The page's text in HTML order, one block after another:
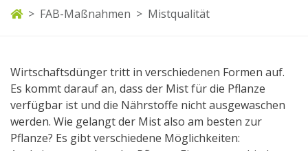
FAB-Maßnahmen Mistqualität
Wirtschaftsdünger tritt in verschiedenen Formen auf.
Es kommt darauf an, dass der Mist für die Pflanze
verfügbar ist und die Nährstoffe nicht ausgewaschen
werden. Wie gelangt der Mist also am besten zur
Pflanze? Es gibt verschiedene Möglichkeiten: